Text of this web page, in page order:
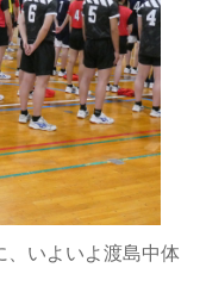
いよいよ渡島中体